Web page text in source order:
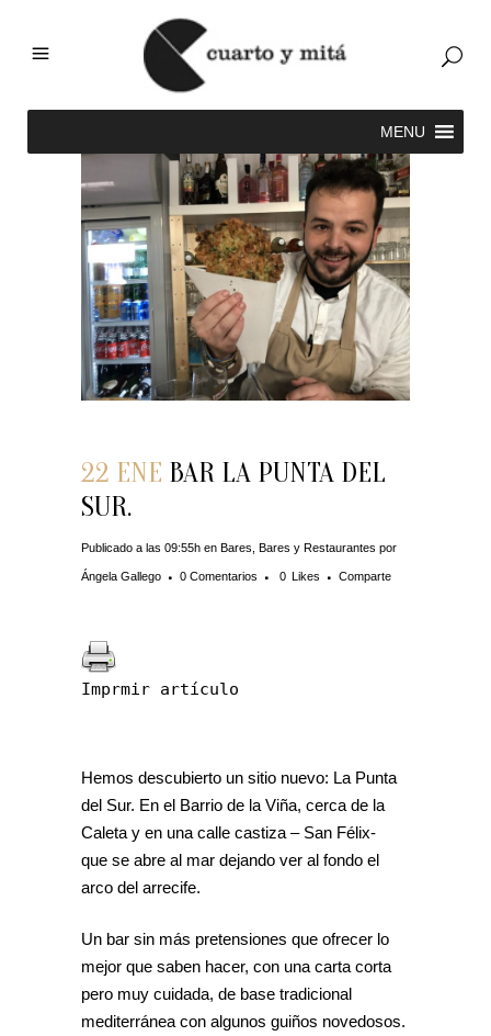
22 ENE BAR LA PUNTA DEL
SUR.
Publicado a las 09:55h en Bares Bares y Restaurantes por
Ángela Gallego 0 Comentarios 0 Likes Comparte
Imprmir artículo
Hemos descubierto un sitio nuevo: La Punta
del Sur. En el Barrio de la Viña, cerca de la
Caleta y en una calle castiza – San Félix-
que se abre al mar dejando ver al fondo el
arco del arrecife.
Un bar sin más pretensiones que ofrecer lo
mejor que saben hacer, con una carta corta
pero muy cuidada, de base tradicional
mediterránea con algunos guiños novedosos.